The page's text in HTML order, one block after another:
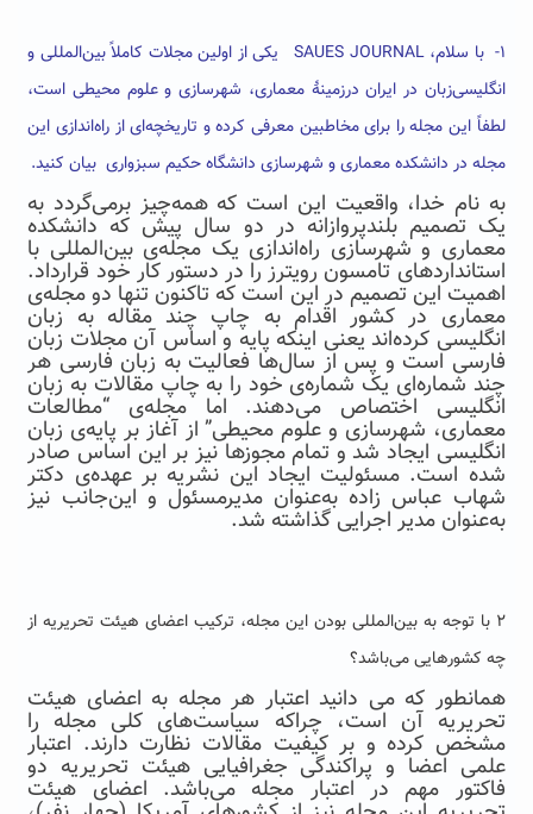
۱- با سلام،SAUES JOURNAL
یکی از اولین مجلات کاملاً بین‌المللی و
انگلیسی‌زبان در ایران درزمینهٔ معماری، شهرسازی و علوم محیطی است،
لطفاً این مجله را برای مخاطبین معرفی کرده و تاریخچه‌ای از راه‌اندازی این
مجله در دانشکده معماری و شهرسازی دانشگاه حکیم سبزواری بیان کنید.
به نام خدا، واقعیت این است که همه‌چیز برمی‌گردد به
یک تصمیم بلندپروازانه در دو سال پیش که دانشکده
معماری و شهرسازی راه‌اندازی یک مجله‌ی بین‌المللی با
استانداردهای تامسون رویترز را در دستور کار خود قرارداد.
اهمیت این تصمیم در این است که تاکنون تنها دو مجله‌ی
معماری در کشور اقدام به چاپ چند مقاله به زبان
انگلیسی کرده‌اند یعنی اینکه پایه و اساس آن مجلات زبان
فارسی است و پس از سال‌ها فعالیت به زبان فارسی هر
چند شماره‌ای یک شماره‌ی خود را به چاپ مقالات به زبان
انگلیسی اختصاص می‌دهند. اما مجله‌ی “مطالعات
معماری، شهرسازی و علوم محیطی” از آغاز بر پایه‌ی زبان
انگلیسی ایجاد شد و تمام مجوزها نیز بر این اساس صادر
شده است. مسئولیت ایجاد این نشریه بر عهده‌ی دکتر
شهاب عباس زاده به‌عنوان مدیرمسئول و این‌جانب نیز
به‌عنوان مدیر اجرایی گذاشته شد.
۲ با توجه به بین‌المللی بودن این مجله، ترکیب اعضای هیئت تحریریه از
چه کشورهایی می‌باشد؟
همانطور که می دانید اعتبار هر مجله به اعضای هیئت
تحریریه آن است، چراکه سیاست‌های کلی مجله را
مشخص کرده و بر کیفیت مقالات نظارت دارند. اعتبار
علمی اعضا و پراکندگی جغرافیایی هیئت تحریریه دو
فاکتور مهم در اعتبار مجله می‌باشد. اعضای هیئت